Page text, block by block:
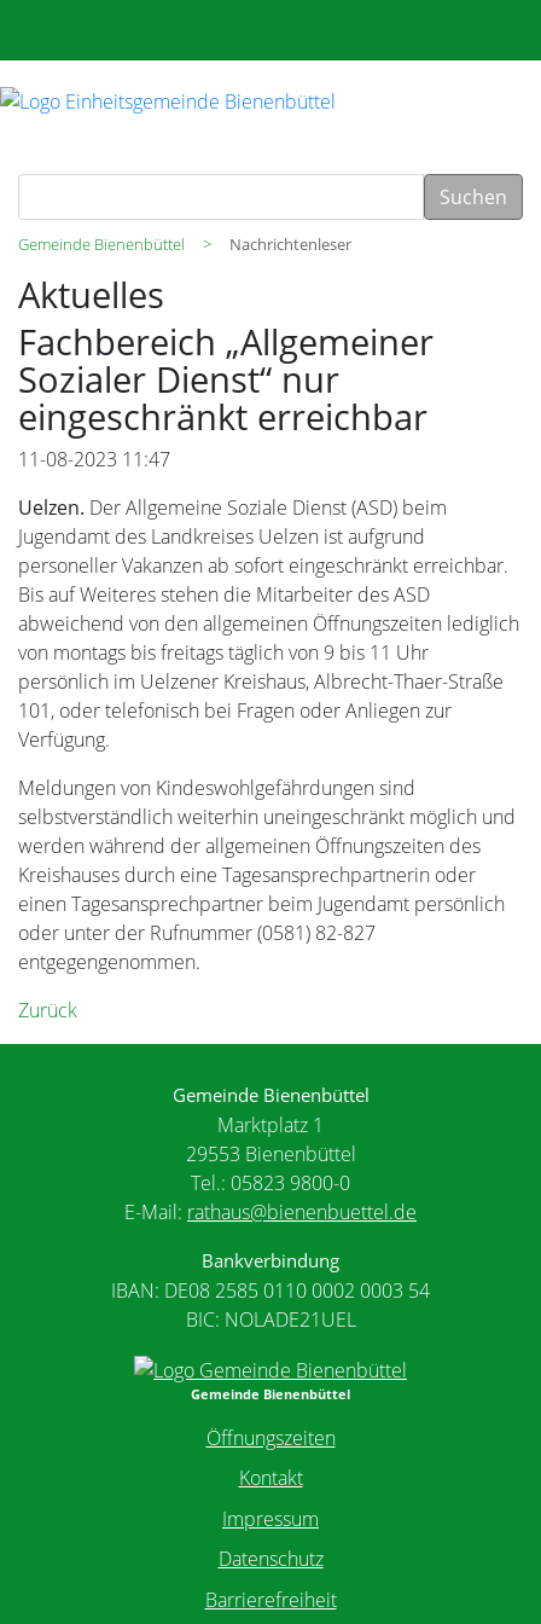
Suchen
Gemeinde Bienenbüttel Nachrichtenleser
Aktuelles
Fachbereich „Allgemeiner
Sozialer Dienst“ nur
eingeschränkt erreichbar
11-08-2023 11:47
Uelzen. Der Allgemeine Soziale Dienst (ASD) beim
Jugendamt des Landkreises Uelzen ist aufgrund
personeller Vakanzen ab sofort eingeschränkt erreichbar.
Bis auf Weiteres stehen die Mitarbeiter des ASD
abweichend von den allgemeinen Öffnungszeiten lediglich
von montags bis freitags täglich von 9 bis 11 Uhr
persönlich im Uelzener Kreishaus, Albrecht-Thaer-Straße
101, oder telefonisch bei Fragen oder Anliegen zur
Verfügung.
Meldungen von Kindeswohlgefährdungen sind
selbstverständlich weiterhin uneingeschränkt möglich und
werden während der allgemeinen Öffnungszeiten des
Kreishauses durch eine Tagesansprechpartnerin oder
einen Tagesansprechpartner beim Jugendamt persönlich
oder unter der Rufnummer (0581) 82-827
entgegengenommen.
Zurück
Gemeinde Bienenbüttel
Marktplatz 1
29553 Bienenbüttel
Tel.: 05823 9800-0
E-Mail: rathaus@bienenbuettel.de
Bankverbindung
IBAN: DE08 2585 0110 0002 0003 54
BIC: NOLADE21UEL
Gemeinde Bienenbüttel
Öffnungszeiten
Kontakt
Impressum
Datenschutz
Barrierefreiheit